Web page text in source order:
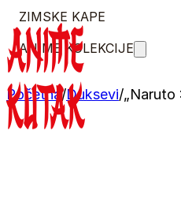
ZIMSKE KAPE
ANIME KOLEKCIJE
Početna /Duksevi/„Naruto